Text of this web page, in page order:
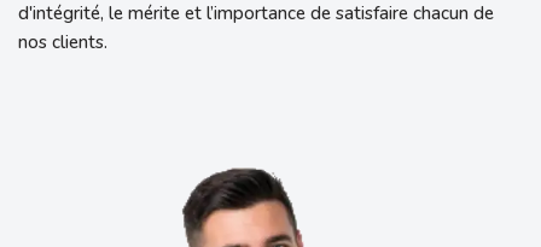
d'intégrité, le mérite et l’importance de satisfaire chacun de
nos clients.